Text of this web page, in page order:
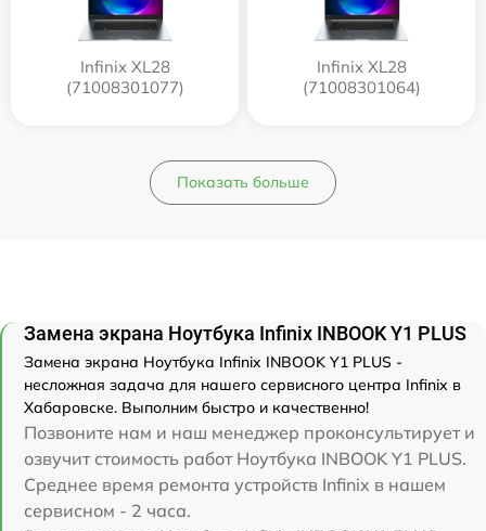
Infinix XL28
(71008301077)
Infinix XL28
(71008301064)
Показать больше
Замена экрана Ноутбука Infinix INBOOK Y1 PLUS
Замена экрана Ноутбука Infinix INBOOK Y1 PLUS -
несложная задача для нашего сервисного центра Infinix в
Хабаровске. Выполним быстро и качественно!
Позвоните нам и наш менеджер проконсультирует и
озвучит стоимость работ Ноутбука INBOOK Y1 PLUS.
Среднее время ремонта устройств Infinix в нашем
сервисном - 2 часа.